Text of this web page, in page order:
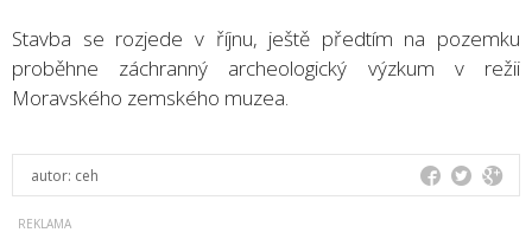
Stavba se rozjede v říjnu, ještě předtím na pozemku
proběhne záchranný archeologický výzkum v režii
Moravského zemského muzea.
autor: ceh